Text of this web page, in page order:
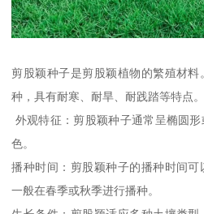
剪股颖种子是剪股颖植物的繁殖材
种，具有耐寒、耐旱、耐践踏等特点。
外观特征：剪股颖种子通常呈椭圆
色。
播种时间：剪股颖种子的播种时间可
一般在春季或秋季进行播种。